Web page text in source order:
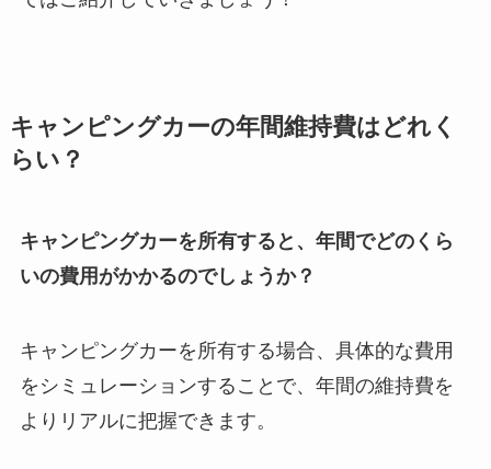
キャンピングカーの年間維持費はどれく
らい？
キャンピングカーを所有すると、年間でどのくら
いの費用がかかるのでしょうか？
キャンピングカーを所有する場合、具体的な費用
をシミュレーションすることで、年間の維持費を
よりリアルに把握できます。